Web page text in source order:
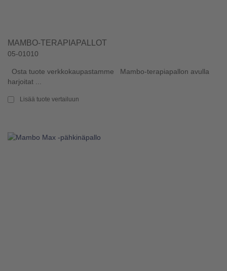
MAMBO-TERAPIAPALLOT
05-01010
Osta tuote verkkokaupastamme Mambo-terapiapallon avulla
harjoitat ...
Lisää tuote vertailuun